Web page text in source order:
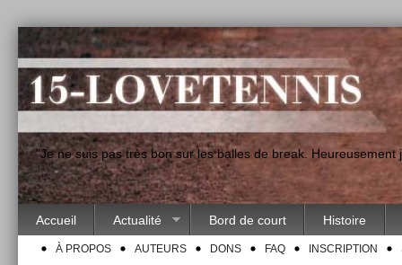
"Je ne suis pas très bon sur les balles de break.
Accueil Actualité Bord de court Histoire
À PROPOS AUTEURS DONS FAQ INSCRIPTION